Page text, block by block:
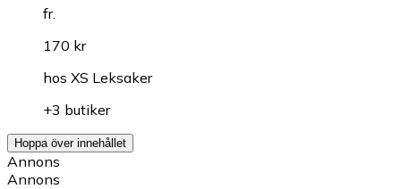
fr.
170 kr
hos XS Leksaker
+3 butiker
Hoppa över innehållet
Annons
Annons